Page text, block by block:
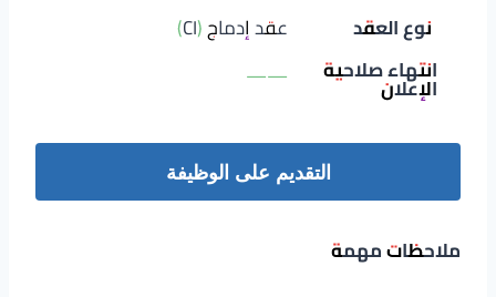
نوع العقد
عقد إدماج (CI)
انتهاء صلاحية
الإعلان ——
التقديم على الوظيفة
ملاحظات مهمة